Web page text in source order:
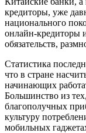
кредиторы, уже
национального
онлайн-кредиторы
обязательств,
Статистика
что в стране
начинающих
Большинство из
благополучных
культуру
мобильных